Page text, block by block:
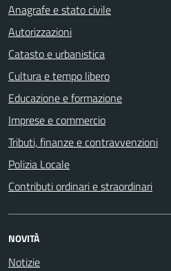
Anagrafe e stato civile
Autorizzazioni
Catasto e urbanistica
Cultura e tempo libero
Educazione e formazione
Imprese e commercio
Tributi, finanze e contravvenzioni
Polizia Locale
Contributi ordinari e straordinari
NOVITÀ
Notizie